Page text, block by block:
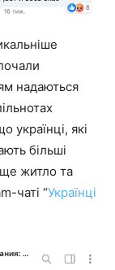
надаються
українці, які
більші
житло та
чаті “Українці